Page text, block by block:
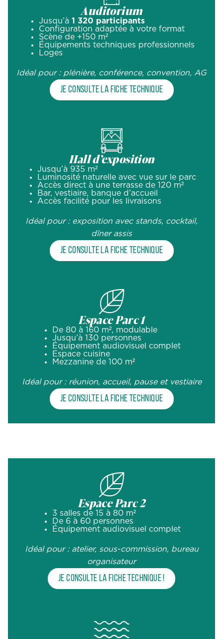
Auditorium
Jusqu’à 1 320 participants
Configuration adaptée à votre format
Scène de +150 m²
Équipements techniques professionnels
Loges
Idéal pour : plénière, conférence, convention, AG
Je consulte la fiche technique
Hall d’exposition
Jusqu’à 935 m²
Luminosité naturelle avec vue sur le parc
Accès direct à une terrasse de 120 m²
Bar, vestiaire, banque d’accueil
Accès facilité pour les livraisons
Idéal pour : exposition avec stands, cocktail,
dîner assis
Je consulte la fiche technique
Espace Parc 1
De 80 à 160 m², modulable
Jusqu’à 130 personnes
Équipement audiovisuel complet
Espace cuisine
Mezzanine de 100 m²
Idéal pour : réunion, accueil, pause et vestiaire
Je consulte la fiche technique
Espace Parc 2
3 salles de 15 à 80 m²
De 6 à 60 personnes
Équipement audiovisuel complet
Idéal pour : atelier, sous-commission, bureau
organisateur
Je consulte la fiche technique !